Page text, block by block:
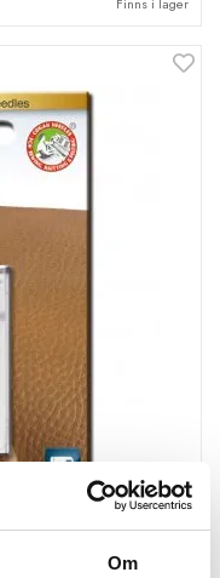
Om
Finns i lager